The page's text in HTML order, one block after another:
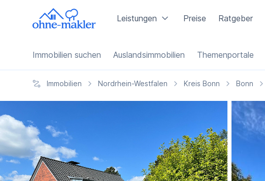
Leistungen Preise Ratgeber
Immobilien suchen Auslandsimmobilien Themenportale
Immobilien Nordrhein-Westfalen Kreis Bonn Bonn